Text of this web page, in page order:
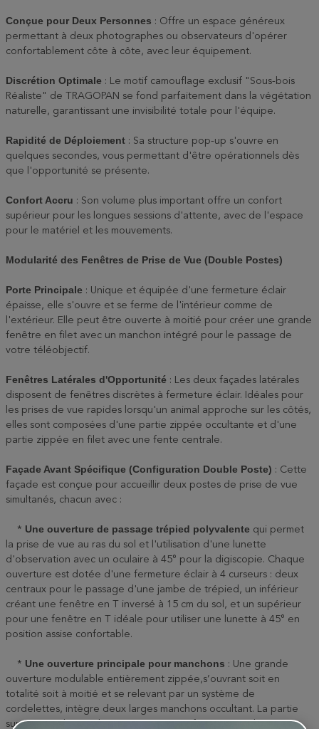
Conçue pour Deux Personnes : Offre un espace généreux
permettant à deux photographes ou observateurs d'opérer
confortablement côte à côte, avec leur équipement.
Discrétion Optimale : Le motif camouflage exclusif "Sous-bois
Réaliste" de TRAGOPAN se fond parfaitement dans la végétation
naturelle, garantissant une invisibilité totale pour l'équipe.
Rapidité de Déploiement : Sa structure pop-up s'ouvre en
quelques secondes, vous permettant d'être opérationnels dès
que l'opportunité se présente.
Confort Accru : Son volume plus important offre un confort
supérieur pour les longues sessions d'attente, avec de l'espace
pour le matériel et les mouvements.
Modularité des Fenêtres de Prise de Vue (Double Postes)
Porte Principale : Unique et équipée d'une fermeture éclair
épaisse, elle s'ouvre et se ferme de l'intérieur comme de
l'extérieur. Elle peut être ouverte à moitié pour créer une grande
fenêtre en filet avec un manchon intégré pour le passage de
votre téléobjectif.
Fenêtres Latérales d'Opportunité : Les deux façades latérales
disposent de fenêtres discrètes à fermeture éclair. Idéales pour
les prises de vue rapides lorsqu'un animal approche sur les côtés,
elles sont composées d'une partie zippée occultante et d'une
partie zippée en filet avec une fente centrale.
Façade Avant Spécifique (Configuration Double Poste) : Cette
façade est conçue pour accueillir deux postes de prise de vue
simultanés, chacun avec :
* Une ouverture de passage trépied polyvalente qui permet
la prise de vue au ras du sol et l'utilisation d'une lunette
d'observation avec un oculaire à 45° pour la digiscopie. Chaque
ouverture est dotée d'une fermeture éclair à 4 curseurs : deux
centraux pour le passage d'une jambe de trépied, un inférieur
créant une fenêtre en T inversé à 15 cm du sol, et un supérieur
pour une fenêtre en T idéale pour utiliser une lunette à 45° en
position assise confortable.
* Une ouverture principale pour manchons : Une grande
ouverture modulable entièrement zippée,s’ouvrant soit en
totalité soit à moitié et se relevant par un système de
cordelettes, intègre deux larges manchons occultant. La partie
supérieure du manchon s'ouvre via une fermeture éclair pour